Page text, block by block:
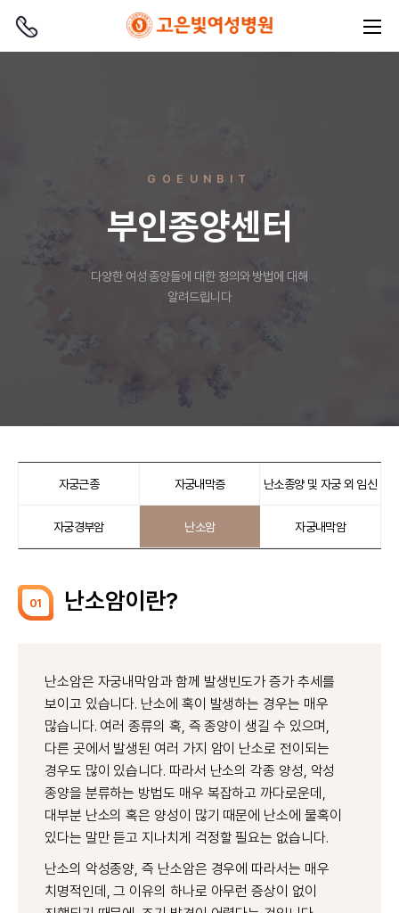
GOEUNBIT
부인종양센터
다양한 여성 종양들에 대한 정의와 방법에 대해
알려드립니다
자궁근종 자궁내막증 난소종양 및 자궁 외 임신
자궁경부암 난소암 자궁내막암
01 난소암이란?
난소암은 자궁내막암과 함께 발생빈도가 증가 추세를
보이고 있습니다. 난소에 혹이 발생하는 경우는 매우
많습니다. 여러 종류의 혹, 즉 종양이 생길 수 있으며,
다른 곳에서 발생된 여러 가지 암이 난소로 전이되는
경우도 많이 있습니다. 따라서 난소의 각종 양성, 악성
종양을 분류하는 방법도 매우 복잡하고 까다로운데,
대부분 난소의 혹은 양성이 많기 때문에 난소에 물혹이
있다는 말만 듣고 지나치게 걱정할 필요는 없습니다.
난소의 악성종양, 즉 난소암은 경우에 따라서는 매우
치명적인데, 그 이유의 하나로 아무런 증상이 없이